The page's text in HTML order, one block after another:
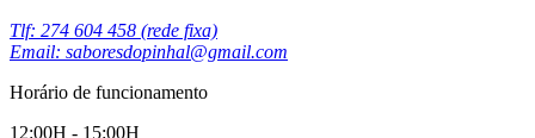
Tlf: 274 604 458 (rede fixa)
Email: saboresdopinhal@gmail.com
Horário de funcionamento
12:00H - 15:00H